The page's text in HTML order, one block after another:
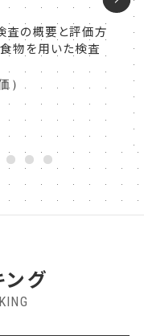
査の概要と評価方
物を用いた検査
）
わ
法
14
8 9 10
グ